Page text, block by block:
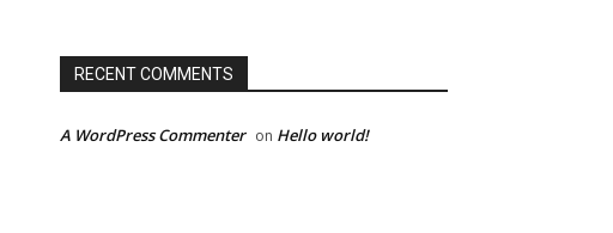
RECENT COMMENTS
A WordPress Commenter on Hello world!